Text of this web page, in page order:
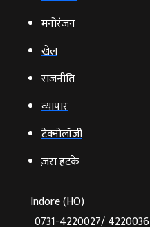
मनोरंजन
खेल
राजनीति
व्‍यापार
टेक्‍नोलॉजी
ज़रा हटके
Indore (HO)
0731-4220027/ 4220036